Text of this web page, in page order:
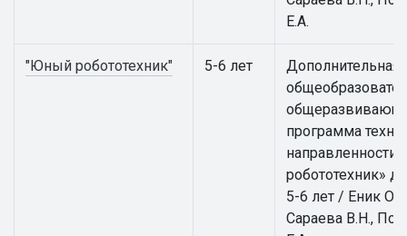
Е.А.
"Юный робототехник" 5-6 лет
Дополнительная
программа
робототехник»
5-6 лет / Еник
Сараева В.Н.,